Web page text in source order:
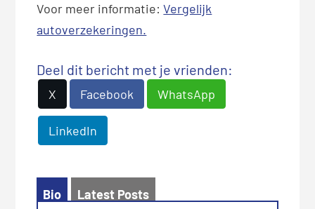
Voor meer informatie:Vergelijk
autoverzekeringen.
Deel dit bericht met je vrienden:
X Facebook WhatsApp
LinkedIn
Bio
Latest Posts